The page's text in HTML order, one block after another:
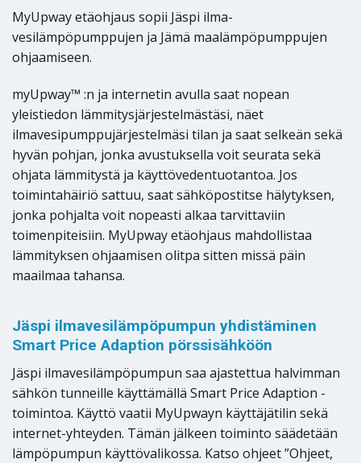
MyUpway etäohjaus sopii Jäspi ilma-
vesilämpöpumppujen ja Jämä maalämpöpumppujen
ohjaamiseen.
myUpway™ :n ja internetin avulla saat nopean
yleistiedon lämmitysjärjestelmästäsi, näet
ilmavesipumppujärjestelmäsi tilan ja saat selkeän sekä
hyvän pohjan, jonka avustuksella voit seurata sekä
ohjata lämmitystä ja käyttövedentuotantoa. Jos
toimintahäiriö sattuu, saat sähköpostitse hälytyksen,
jonka pohjalta voit nopeasti alkaa tarvittaviin
toimenpiteisiin. MyUpway etäohjaus mahdollistaa
lämmityksen ohjaamisen olitpa sitten missä päin
maailmaa tahansa.
Jäspi ilmavesilämpöpumpun yhdistäminen
Smart Price Adaption pörssisähköön
Jäspi ilmavesilämpöpumpun saa ajastettua halvimman
sähkön tunneille käyttämällä Smart Price Adaption -
toimintoa. Käyttö vaatii MyUpwayn käyttäjätilin sekä
internet-yhteyden. Tämän jälkeen toiminto säädetään
lämpöpumpun käyttövalikossa. Katso ohjeet ”Ohjeet,